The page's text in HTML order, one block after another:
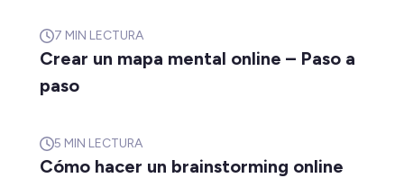
7 MIN LECTURA
Crear un mapa mental online – Paso a
paso
5 MIN LECTURA
Cómo hacer un brainstorming online